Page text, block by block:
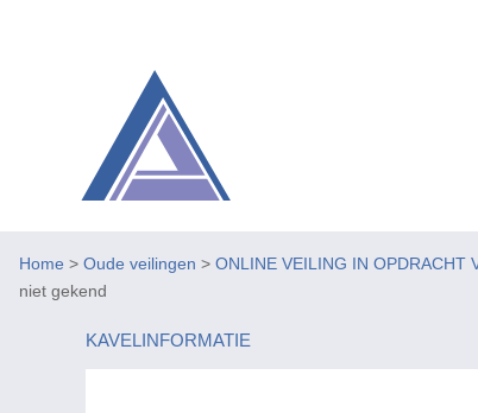
Home > Oude veilingen > ONLINE VEILING IN OPDRACHT
niet gekend
KAVELINFORMATIE